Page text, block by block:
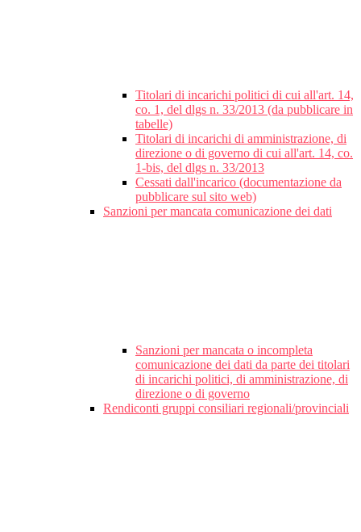
Titolari di incarichi politici di cui all'art. 14,
co. 1, del dlgs n. 33/2013 (da pubblicare in
tabelle)
Titolari di incarichi di amministrazione, di
direzione o di governo di cui all'art. 14, co.
1-bis, del dlgs n. 33/2013
Cessati dall'incarico (documentazione da
pubblicare sul sito web)
Sanzioni per mancata comunicazione dei dati
Sanzioni per mancata o incompleta
comunicazione dei dati da parte dei titolari
di incarichi politici, di amministrazione, di
direzione o di governo
Rendiconti gruppi consiliari regionali/provinciali